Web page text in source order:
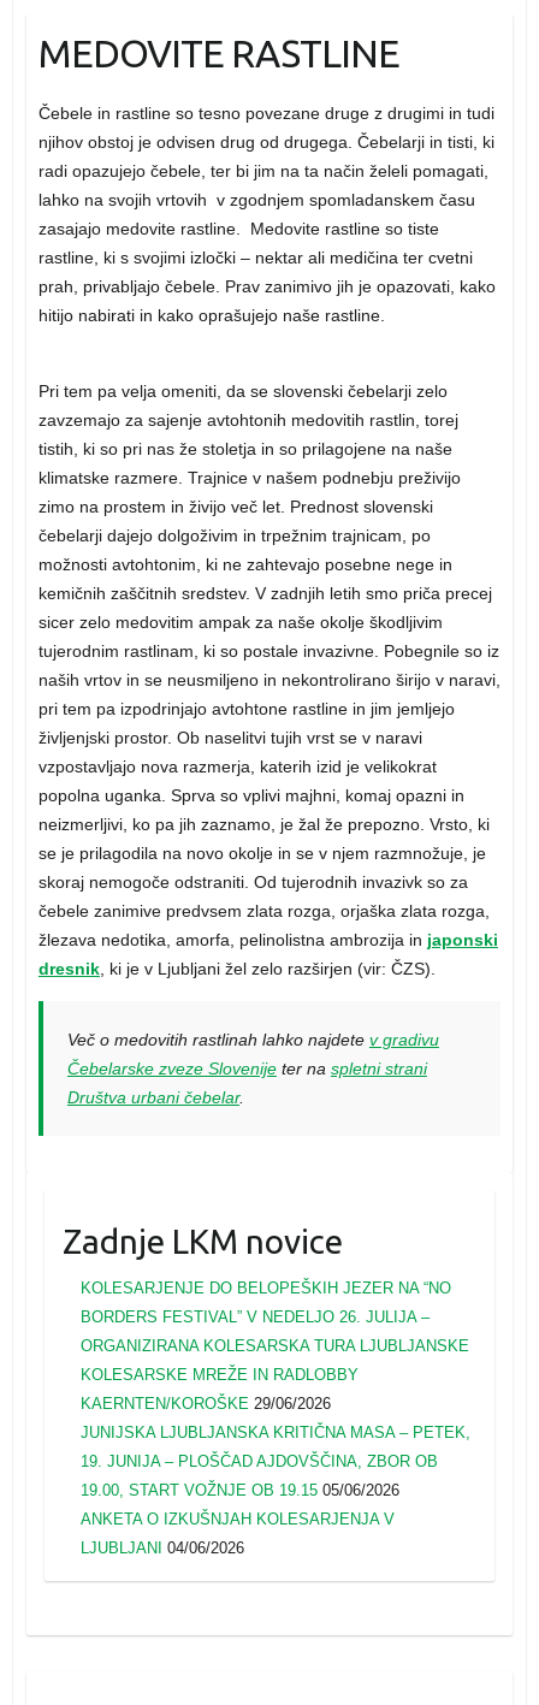
MEDOVITE RASTLINE
Čebele in rastline so tesno povezane druge z drugimi in tudi
njihov obstoj je odvisen drug od drugega. Čebelarji in tisti, ki
radi opazujejo čebele, ter bi jim na ta način želeli pomagati,
lahko na svojih vrtovih v zgodnjem spomladanskem času
zasajajo medovite rastline. Medovite rastline so tiste
rastline, ki s svojimi izločki – nektar ali medičina ter cvetni
prah, privabljajo čebele. Prav zanimivo jih je opazovati, kako
hitijo nabirati in kako oprašujejo naše rastline.
Pri tem pa velja omeniti, da se slovenski čebelarji zelo
zavzemajo za sajenje avtohtonih medovitih rastlin, torej
tistih, ki so pri nas že stoletja in so prilagojene na naše
klimatske razmere. Trajnice v našem podnebju preživijo
zimo na prostem in živijo več let. Prednost slovenski
čebelarji dajejo dolgoživim in trpežnim trajnicam, po
možnosti avtohtonim, ki ne zahtevajo posebne nege in
kemičnih zaščitnih sredstev. V zadnjih letih smo priča precej
sicer zelo medovitim ampak za naše okolje škodljivim
tujerodnim rastlinam, ki so postale invazivne. Pobegnile so iz
naših vrtov in se neusmiljeno in nekontrolirano širijo v naravi,
pri tem pa izpodrinjajo avtohtone rastline in jim jemljejo
življenjski prostor. Ob naselitvi tujih vrst se v naravi
vzpostavljajo nova razmerja, katerih izid je velikokrat
popolna uganka. Sprva so vplivi majhni, komaj opazni in
neizmerljivi, ko pa jih zaznamo, je žal že prepozno. Vrsto, ki
se je prilagodila na novo okolje in se v njem razmnožuje, je
skoraj nemogoče odstraniti. Od tujerodnih invazivk so za
čebele zanimive predvsem zlata rozga, orjaška zlata rozga,
žlezava nedotika, amorfa, pelinolistna ambrozija in japonski
dresnik, ki je v Ljubljani žel zelo razširjen (vir: ČZS).
Več o medovitih rastlinah lahko najdete v gradivu
Čebelarske zveze Slovenijeter na spletni strani
Društva urbani čebelar.
Zadnje LKM novice
KOLESARJENJE DO BELOPEŠKIH JEZER NA “NO
BORDERS FESTIVAL” V NEDELJO 26. JULIJA –
ORGANIZIRANA KOLESARSKA TURA LJUBLJANSKE
KOLESARSKE MREŽE IN RADLOBBY
KAERNTEN/KOROŠKE 29/06/2026
JUNIJSKA LJUBLJANSKA KRITIČNA MASA – PETEK,
19. JUNIJA – PLOŠČAD AJDOVŠČINA, ZBOR OB
19.00, START VOŽNJE OB 19.15 05/06/2026
ANKETA O IZKUŠNJAH KOLESARJENJA V
LJUBLJANI 04/06/2026